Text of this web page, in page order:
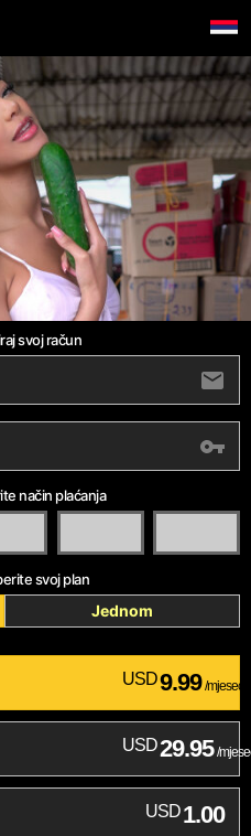
svoj račun
način plaćanja
svoj plan
Jednom
USD9.99 /mjesec
USD29.95 /
USD1.00